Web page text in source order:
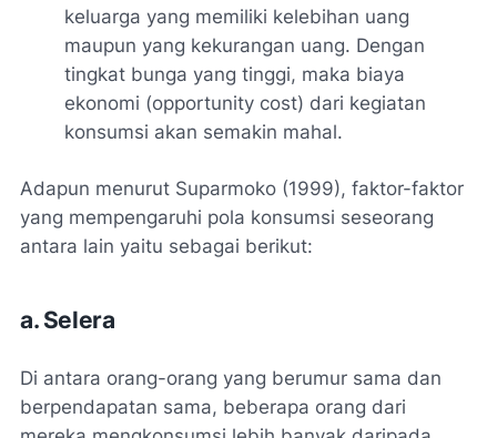
keluarga yang memiliki kelebihan uang
maupun yang kekurangan uang. Dengan
tingkat bunga yang tinggi, maka biaya
ekonomi (opportunity cost) dari kegiatan
konsumsi akan semakin mahal.
Adapun menurut Suparmoko (1999), faktor-faktor
yang mempengaruhi pola konsumsi seseorang
antara lain yaitu sebagai berikut:
a. Selera
Di antara orang-orang yang berumur sama dan
berpendapatan sama, beberapa orang dari